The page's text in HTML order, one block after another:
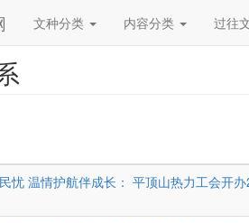
文种分类 内容分类 过往
忧 温情护航伴成长： 平顶山热力工会开